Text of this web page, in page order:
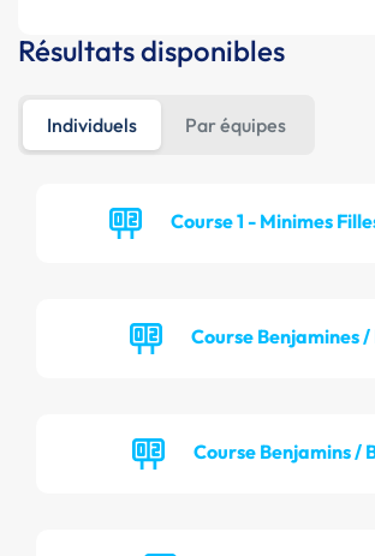
Résultats disponibles
Individuels Par équipes
Course 1 - Minimes
Course Benjamines /
Course Benjamins /